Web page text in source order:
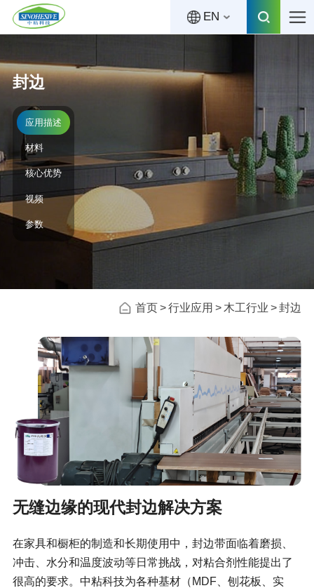
EN
封边
应用描述
材料
核心优势
视频
参数
首页 行业应用 木工行业 封边
无缝边缘的现代封边解决方案
在家具和橱柜的制造和长期使用中，封边带面临着磨损、
冲击、水分和温度波动等日常挑战，对粘合剂性能提出了
很高的要求。中粘科技为各种基材（MDF、刨花板、实